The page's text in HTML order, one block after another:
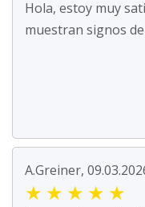
Hola, estoy muy
muestran signos
A.Greiner,
★ ★ ★ ★ ★